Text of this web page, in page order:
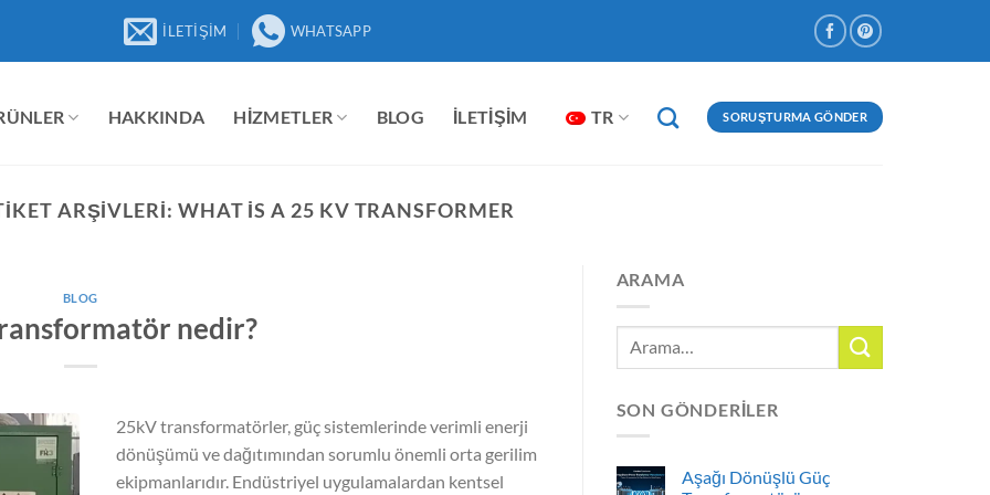
İLETIŞIM WHATSAPP
HAKKINDA HIZMETLER BLOG İLETIŞIM TR SORUŞTURMA GÖNDER
ARŞIVLERI: WHAT IS A 25 KV TRANSFORMER
BLOG
nedir?
25kV transformatörler, güç sistemlerinde verimli enerji
dönüşümü ve dağıtımından sorumlu önemli orta gerilim
ekipmanlarıdır. Endüstriyel uygulamalardan kentsel
ARAMA
SON GÖNDERILER
Aşağı Dönüşlü Güç